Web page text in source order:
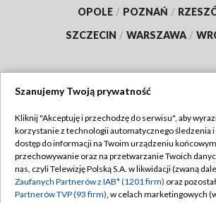
OPOLE / POZNAŃ /
SZCZECIN / WARSZAWA /
TVP
Abonament TVP
Emisja w TVP
Regulamin TVP
Polityka prywatności
Szanujemy Twoją prywatność
Kliknij "Akceptuję i przechodzę do serwisu", aby
korzystanie z technologii automatycznego śledzenia i
dostęp do informacji na Twoim urządzeniu
przechowywanie oraz na przetwarzanie Twoich
nas, czyli Telewizję Polską S.A. w likwidacji (zwaną
Zaufanych Partnerów z IAB* (1201 firm) oraz
Partnerów TVP (93 firm), w celach marketingowych